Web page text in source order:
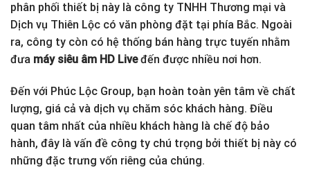
phân phối thiết bị này là công ty TNHH Thương mại và
Dịch vụ Thiên Lộc có văn phòng đặt tại phía Bắc. Ngoài
ra, công ty còn có hệ thống bán hàng trực tuyến nhằm
đưa máy siêu âm HD Liveđến được nhiều nơi hơn.
Đến với Phúc Lộc Group, bạn hoàn toàn yên tâm về chất
lượng, giá cả và dịch vụ chăm sóc khách hàng. Điều
quan tâm nhất của nhiều khách hàng là chế độ bảo
hành, đây là vấn đề công ty chú trọng bởi thiết bị này có
những đặc trưng vốn riêng của chúng.